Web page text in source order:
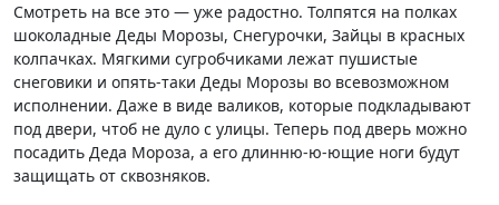
Смотреть на все это — уже радостно. Толпятся на полках
шоколадные Деды Морозы, Снегурочки, Зайцы в красных
колпачках. Мягкими сугробчиками лежат пушистые
снеговики и опять-таки Деды Морозы во всевозможном
исполнении. Даже в виде валиков, которые подкладывают
под двери, чтоб не дуло с улицы. Теперь под дверь можно
посадить Деда Мороза, а его длинню-ю-ющие ноги будут
защищать от сквозняков.